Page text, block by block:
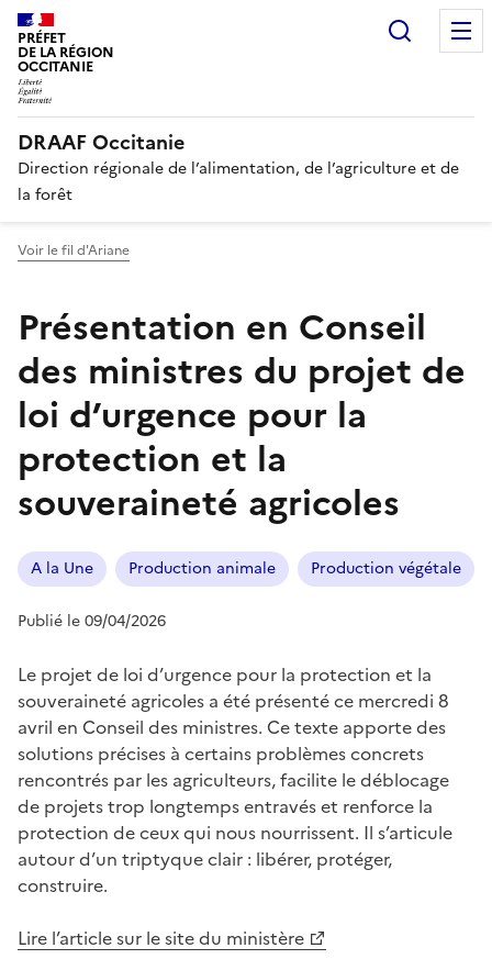
PRÉFET
DE LA RÉGION
OCCITANIE
DRAAF Occitanie
Direction régionale de l’alimentation, de l’agriculture et de
la forêt
Voir le fil d'Ariane
Présentation en Conseil
des ministres du projet de
loi d’urgence pour la
protection et la
souveraineté agricoles
A la Une Production animale Production végétale
Publié le 09/04/2026
Le projet de loi d’urgence pour la protection et la
souveraineté agricoles a été présenté ce mercredi 8
avril en Conseil des ministres. Ce texte apporte des
solutions précises à certains problèmes concrets
rencontrés par les agriculteurs, facilite le déblocage
de projets trop longtemps entravés et renforce la
protection de ceux qui nous nourrissent. Il s’articule
autour d’un triptyque clair : libérer, protéger,
construire.
Lire l’article sur le site du ministère